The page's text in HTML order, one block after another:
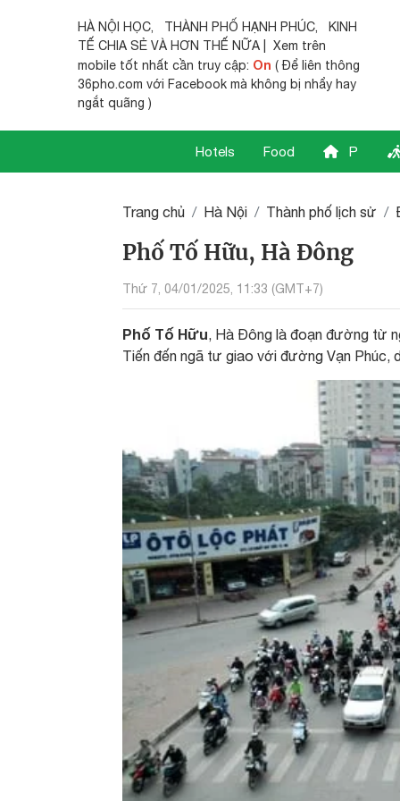
HÀ NỘI HỌC, THÀNH PHỐ HẠNH PHÚC,
KINH
TẾ CHIA SẺ VÀ HƠN THẾ NỮA | Xem trên
mobile tốt nhất cần truy cập: On ( Để liên thông
36pho.com với Facebook mà không bị nhẩy hay
ngắt quãng )
Hotels Food P
Trang chủ Hà Nội Thành phố lịch sử
Phố Tố Hữu, Hà Đông
Thứ 7, 04/01/2025, 11:33 (GMT+7)
Phố Tố Hữu, Hà Đông là đoạn đường từ
Tiến đến ngã tư giao với đường Vạn Phúc,